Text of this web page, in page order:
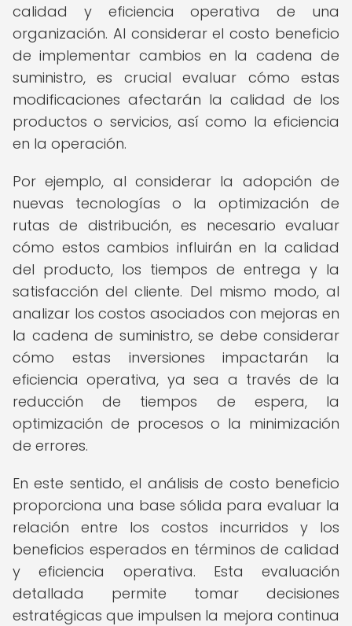
calidad y eficiencia operativa de una
organización. Al considerar el costo beneficio
de implementar cambios en la cadena de
suministro, es crucial evaluar cómo estas
modificaciones afectarán la calidad de los
productos o servicios, así como la eficiencia
en la operación.
Por ejemplo, al considerar la adopción de
nuevas tecnologías o la optimización de
rutas de distribución, es necesario evaluar
cómo estos cambios influirán en la calidad
del producto, los tiempos de entrega y la
satisfacción del cliente. Del mismo modo, al
analizar los costos asociados con mejoras en
la cadena de suministro, se debe considerar
cómo estas inversiones impactarán la
eficiencia operativa, ya sea a través de la
reducción de tiempos de espera, la
optimización de procesos o la minimización
de errores.
En este sentido, el análisis de costo beneficio
proporciona una base sólida para evaluar la
relación entre los costos incurridos y los
beneficios esperados en términos de calidad
y eficiencia operativa. Esta evaluación
detallada permite tomar decisiones
estratégicas que impulsen la mejora continua